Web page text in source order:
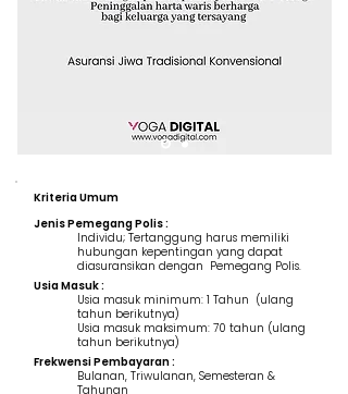
Kriteria Umum
Jenis Pemegang Polis :
Individu; Tertanggung harus memiliki
hubungan kepentingan yang dapat
diasuransikan dengan Pemegang Polis.
Usia Masuk :
Usia masuk minimum: 1 Tahun (ulang
tahun berikutnya)
Usia masuk maksimum: 70 tahun (ulang
tahun berikutnya)
Frekwensi Pembayaran :
Bulanan, Triwulanan, Semesteran &
Tahunan